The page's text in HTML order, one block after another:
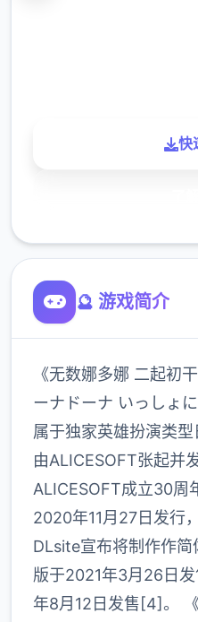
快
🔮 游戏简介
《无数娜多娜 二起初
ーナドーナ いっしょ
属于独家英雄扮演类型
由ALICESOFT张起并
ALICESOFT成立30周
2020年11月27日发行
DLsite宣布将制作作
版于2021年3月26日
年8月12日发售[4]。